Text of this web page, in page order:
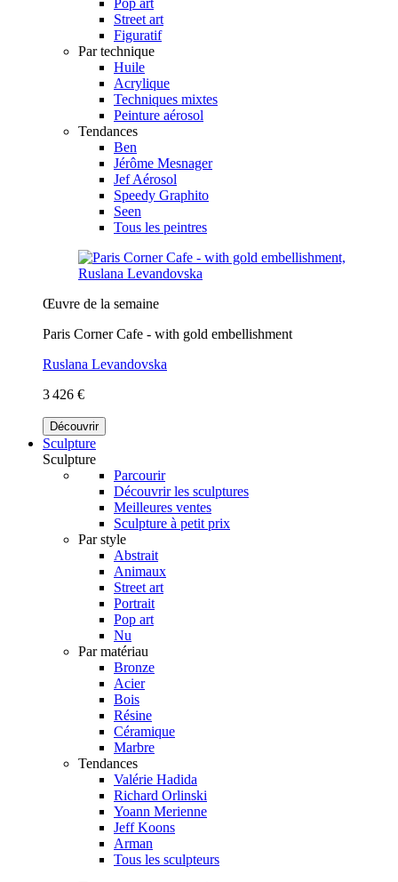
Street art
Figuratif
Par technique
Huile
Acrylique
Techniques mixtes
Peinture aérosol
Tendances
Ben
Jérôme Mesnager
Jef Aérosol
Speedy Graphito
Seen
Tous les peintres
Œuvre de la semaine
Paris Corner Cafe - with gold embellishment
Ruslana Levandovska
3 426 €
Découvrir
Sculpture
Sculpture
Parcourir
Découvrir les sculptures
Meilleures ventes
Sculpture à petit prix
Par style
Abstrait
Animaux
Street art
Portrait
Pop art
Nu
Par matériau
Bronze
Acier
Bois
Résine
Céramique
Marbre
Tendances
Valérie Hadida
Richard Orlinski
Yoann Merienne
Jeff Koons
Arman
Tous les sculpteurs